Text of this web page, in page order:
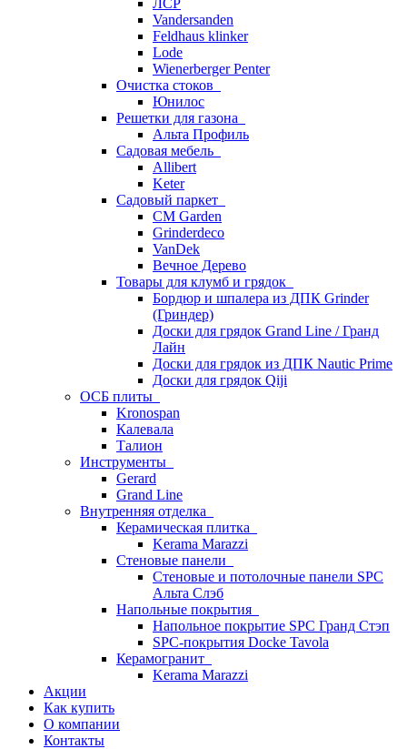
ЛСР
Vandersanden
Feldhaus klinker
Lode
Wienerberger Penter
Очистка стоков
Юнилос
Решетки для газона
Альта Профиль
Садовая мебель
Allibert
Keter
Садовый паркет
CM Garden
Grinderdeco
VanDek
Вечное Дерево
Товары для клумб и грядок
Бордюр и шпалера из ДПК Grinder
(Гриндер)
Доски для грядок Grand Line / Гранд
Лайн
Доски для грядок из ДПК Nautic Prime
Доски для грядок Qiji
ОСБ плиты
Kronospan
Калевала
Талион
Инструменты
Gerard
Grand Line
Внутренняя отделка
Керамическая плитка
Kerama Marazzi
Стеновые панели
Стеновые и потолочные панели SPC
Альта Слэб
Напольные покрытия
Напольное покрытие SPC Гранд Стэп
SPC-покрытия Docke Tavola
Керамогранит
Kerama Marazzi
Акции
Как купить
О компании
Контакты